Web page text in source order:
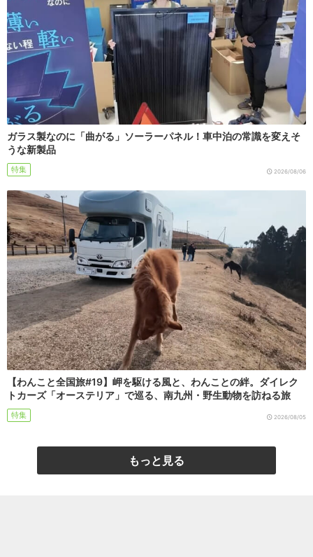
ガラス製なのに「曲がる」ソーラーパネル！車中泊の常識を変えそ
うな新製品
特集 2026/08/06
【わんこと全国旅#19】岬を駆ける風と、わんことの絆。ダイレク
トカーズ「オーステリア」で巡る、南九州・野生動物を訪ねる旅
特集 2026/08/05
もっと見る